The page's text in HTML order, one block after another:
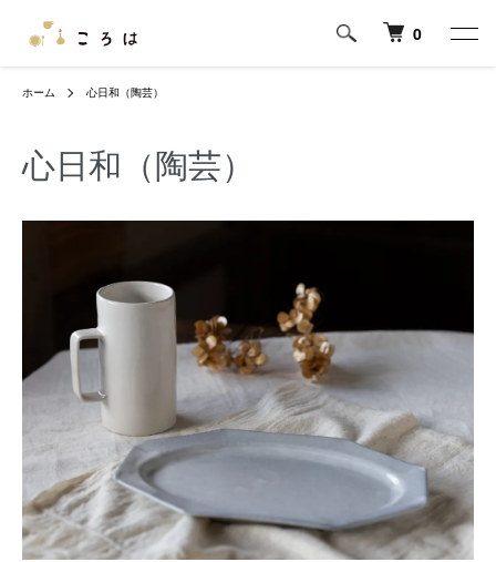
0
ホーム 心日和（陶芸）
心日和（陶芸）